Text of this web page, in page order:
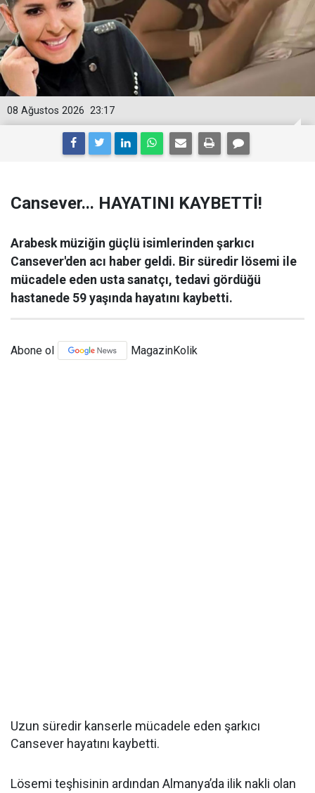
23:17
08 Ağustos 2026
Cansever... HAYATINI KAYBETTİ!
Arabesk müziğin güçlü isimlerinden şarkıcı
Cansever'den acı haber geldi. Bir süredir lösemi ile
mücadele eden usta sanatçı, tedavi gördüğü
hastanede 59 yaşında hayatını kaybetti.
Abone ol MagazinKolik
Uzun süredir kanserle mücadele eden şarkıcı
Cansever hayatını kaybetti.
Lösemi teşhisinin ardından Almanya’da ilik nakli olan